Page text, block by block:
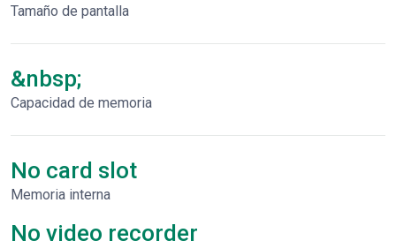
Tamaño de pantalla
&nbsp;
Capacidad de memoria
No card slot
Memoria interna
No video recorder